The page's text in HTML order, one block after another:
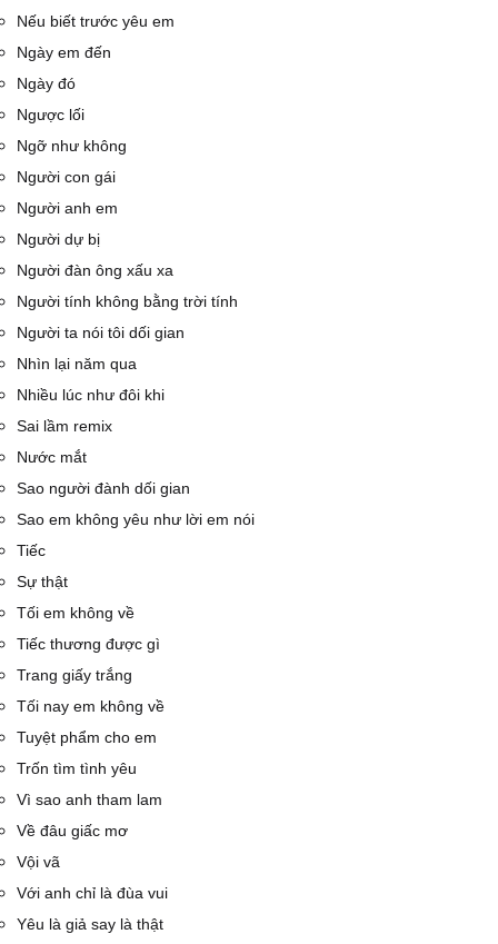
Nếu biết trước yêu em
Ngày em đến
Ngày đó
Ngược lối
Ngỡ như không
Người con gái
Người anh em
Người dự bị
Người đàn ông xấu xa
Người tính không bằng trời tính
Người ta nói tôi dối gian
Nhìn lại năm qua
Nhiều lúc như đôi khi
Sai lầm remix
Nước mắt
Sao người đành dối gian
Sao em không yêu như lời em nói
Tiếc
Sự thật
Tối em không về
Tiếc thương được gì
Trang giấy trắng
Tối nay em không về
Tuyệt phẩm cho em
Trốn tìm tình yêu
Vì sao anh tham lam
Về đâu giấc mơ
Vội vã
Với anh chỉ là đùa vui
Yêu là giả say là thật